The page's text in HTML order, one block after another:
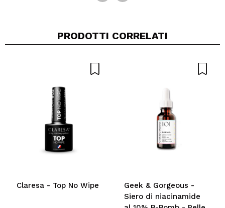
PRODOTTI CORRELATI
Claresa - Top No Wipe
Geek & Gorgeous -
Siero di niacinamide